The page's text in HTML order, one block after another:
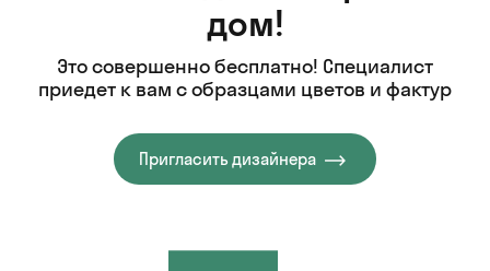
дом!
Это совершенно бесплатно! Специалист
приедет к вам с образцами цветов и фактур
Пригласить дизайнера